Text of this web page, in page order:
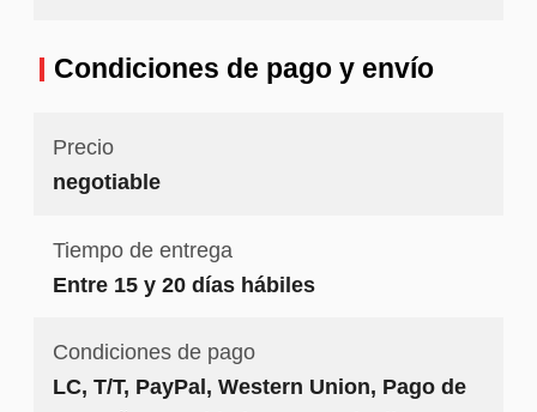
Condiciones de pago y envío
Precio
negotiable
Tiempo de entrega
Entre 15 y 20 días hábiles
Condiciones de pago
LC, T/T, PayPal, Western Union, Pago de